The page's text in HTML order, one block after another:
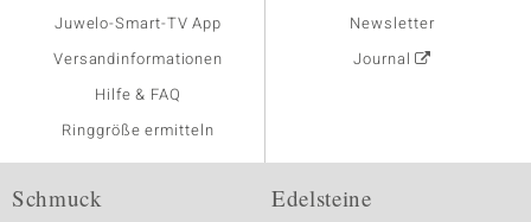
Juwelo-Smart-TV App
Versandinformationen
Hilfe & FAQ
Ringgröße ermitteln
Newsletter
Journal
Schmuck Edelsteine